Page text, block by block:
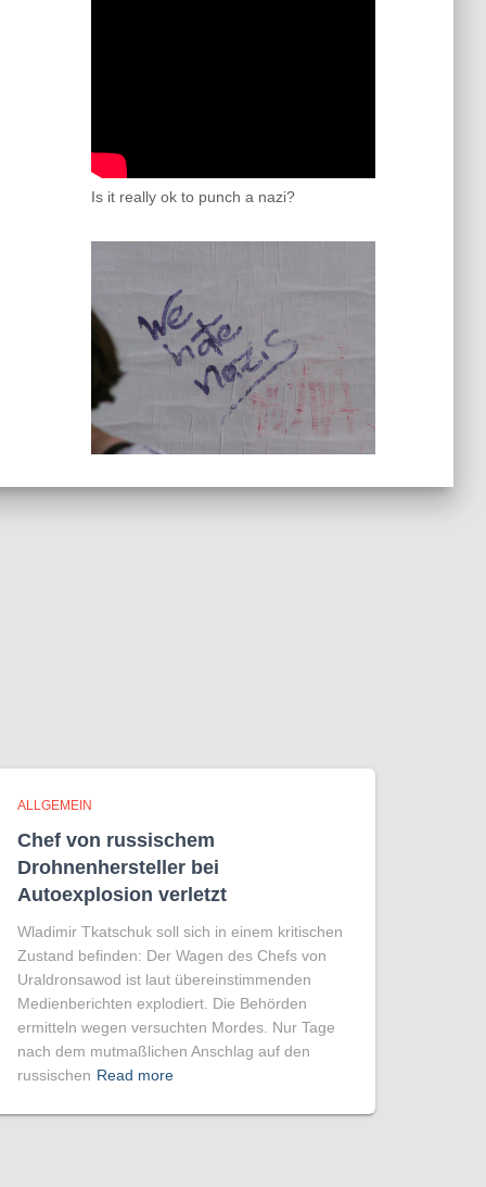
Is it really ok to punch a nazi?
ALLGEMEIN
Chef von russischem
Drohnenhersteller bei
Autoexplosion verletzt
Wladimir Tkatschuk soll sich in einem kritischen
Zustand befinden: Der Wagen des Chefs von
Uraldronsawod ist laut übereinstimmenden
Medienberichten explodiert. Die Behörden
ermitteln wegen versuchten Mordes. Nur Tage
nach dem mutmaßlichen Anschlag auf den
russischen Read more